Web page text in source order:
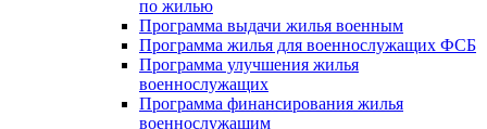
по жилью
Программа выдачи жилья военным
Программа жилья для военнослужащих ФСБ
Программа улучшения жилья
военнослужащих
Программа финансирования жилья
военнослужащим